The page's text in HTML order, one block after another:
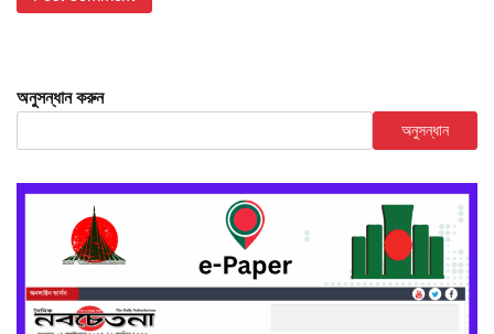
অনুসন্ধান করুন
অনুসন্ধান